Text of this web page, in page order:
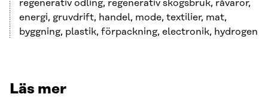
regenerativ odling, regenerativ skogsbruk, råvaror,
energi, gruvdrift, handel, mode, textilier, mat,
byggning, plastik, förpackning, electronik, hydrogen
Läs mer